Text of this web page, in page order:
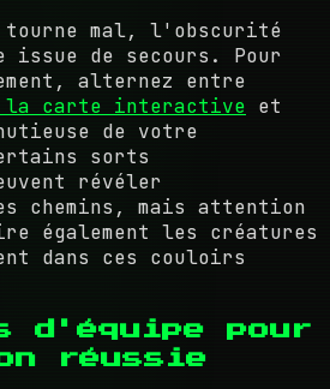
tourne mal, l'obscurité
issue de secours. Pour
alternez entre
carte interactive et
de votre
sorts
révéler
chemins, mais attention
également les créatures
dans ces couloirs
d'équipe pour
réussie